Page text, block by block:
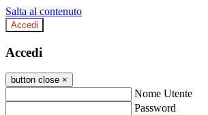
Salta al contenuto
Accedi
Accedi
button close ×
Nome Utente
Password